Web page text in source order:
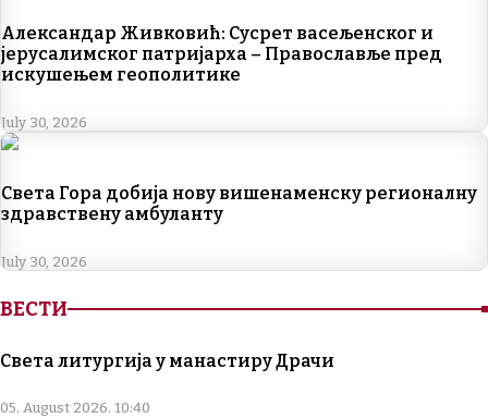
b
o
o
k
dI
n
a
m
A
p
Li
n
Александар Живковић: Сусрет васељенског и
јерусалимског патријарха – Православље пред
искушењем геополитике
July 30, 2026
Света Гора добија нову вишенаменску регионалну
здравствену амбуланту
July 30, 2026
ВЕСТИ
Света литургија у манастиру Драчи
05. August 2026. 10:40